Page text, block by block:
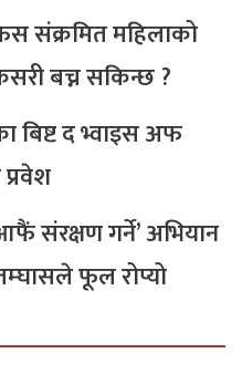
संक्रमित महिलाको
बच्न सकिन्छ ?
बिष्ट द भ्वाइस अफ
संरक्षण गर्ने’ अभियान
फूल रोप्यो